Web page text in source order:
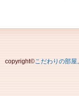
copyright©こだわりの部